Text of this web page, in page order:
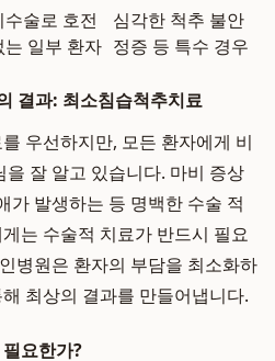
수술로 호전
는 일부 환자
심각한 척추 불안
정증 등 특수 경우
결과: 최소침습척추치료
우선하지만, 모든 환자에게 비
잘 알고 있습니다. 마비 증상
가 발생하는 등 명백한 수술 적
는 수술적 치료가 반드시 필요
병원은 환자의 부담을 최소화하
최상의 결과를 만들어냅니다.
요한가?